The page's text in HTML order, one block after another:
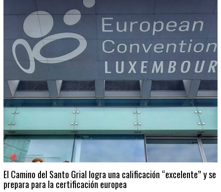
El Camino del Santo Grial logra una calificación “excelente” y se
prepara para la certificación europea